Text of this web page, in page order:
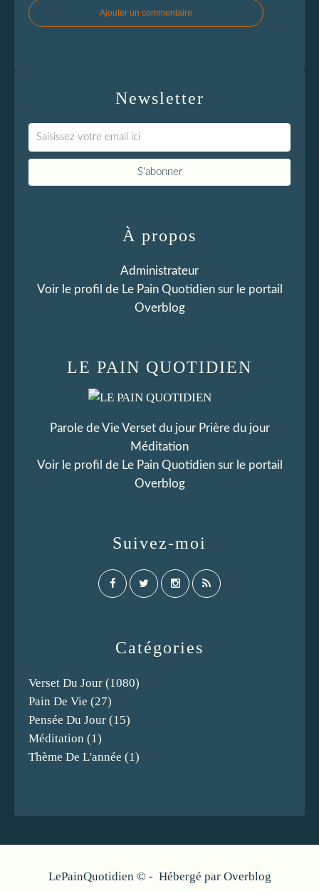
Ajouter un commentaire
Newsletter
Catégories
Verset Du Jour (1080)
Pain De Vie (27)
Pensée Du Jour (15)
Méditation (1)
Thème De L'année (1)
LE PAIN QUOTIDIEN
Parole de Vie Verset du jour Prière du jour
Méditation
Voir le profil de Le Pain Quotidiensur le portail
Overblog
Suivez-moi
À propos
Administrateur
Voir le profil de Le Pain Quotidiensur le portail
Overblog
LePainQuotidien © - Hébergé par Overblog